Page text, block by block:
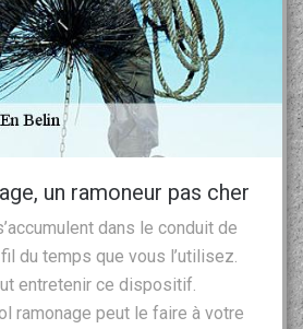
un ramoneur pas cher
dans le conduit de
du temps que vous l’utilisez.
entretenir ce dispositif.
ramonage peut le faire à votre